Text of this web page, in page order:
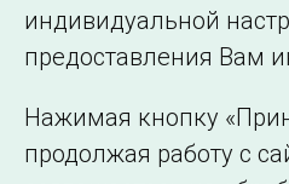
©2005–2026 АО «СО ЕЭС»
индивидуальной
предоставления Вам
Нажимая кнопку
продолжая работу с